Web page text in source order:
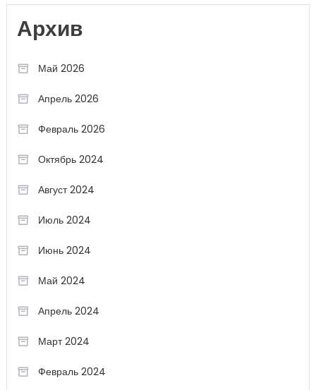
Архив
Май 2026
Апрель 2026
Февраль 2026
Октябрь 2024
Август 2024
Июль 2024
Июнь 2024
Май 2024
Апрель 2024
Март 2024
Февраль 2024